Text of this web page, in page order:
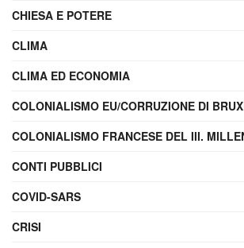
CHIESA E POTERE
CLIMA
CLIMA ED ECONOMIA
COLONIALISMO EU/CORRUZIONE DI
COLONIALISMO FRANCESE DEL III.
CONTI PUBBLICI
COVID-SARS
CRISI